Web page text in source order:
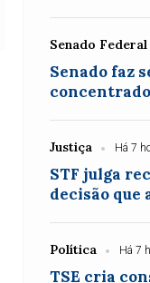
Senado Federal
Senado faz
Justiça Há 7
STF julga
decisão que
Política Há 7
TSE cria